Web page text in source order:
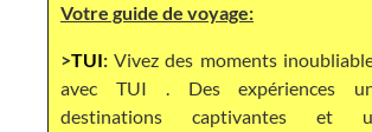
Votre guide de voyage:
>TUI: Vivez des moments
avec TUI . Des expériences
destinations captivantes et